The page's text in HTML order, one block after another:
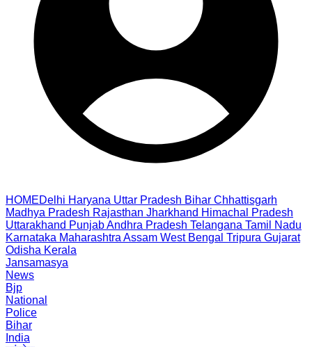
HOMEDelhi Haryana Uttar Pradesh Bihar Chhattisgarh
Madhya Pradesh Rajasthan Jharkhand Himachal Pradesh
Uttarakhand PunjabAndhra Pradesh Telangana Tamil Nadu
Karnataka Maharashtra Assam West Bengal Tripura Gujarat
Odisha Kerala
Jansamasya
News
Bjp
National
Police
Bihar
India